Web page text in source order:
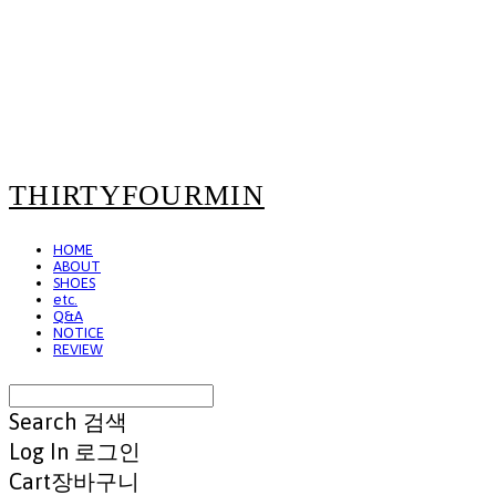
THIRTYFOURMIN
HOME
ABOUT
SHOES
etc.
Q&A
NOTICE
REVIEW
Search 검색
Log In 로그인
Cart장바구니